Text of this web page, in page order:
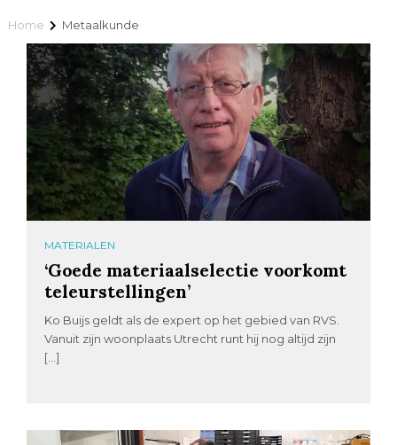
Home Metaalkunde
MATERIALEN
‘Goede materiaalselectie voorkomt
teleurstellingen’
Ko Buijs geldt als de expert op het gebied van RVS.
Vanuit zijn woonplaats Utrecht runt hij nog altijd zijn
[…]